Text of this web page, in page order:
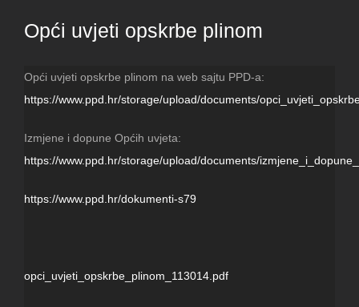
Opći uvjeti opskrbe plinom
Opći uvjeti opskrbe plinom na web sajtu PPD-a:
https://www.ppd.hr/storage/upload/documents/
Izmjene i dopune Općih uvjeta:
https://www.ppd.hr/storage/upload/documents/
https://www.ppd.hr/dokumenti-s79
opci_uvjeti_opskrbe_plinom_113014.pdf